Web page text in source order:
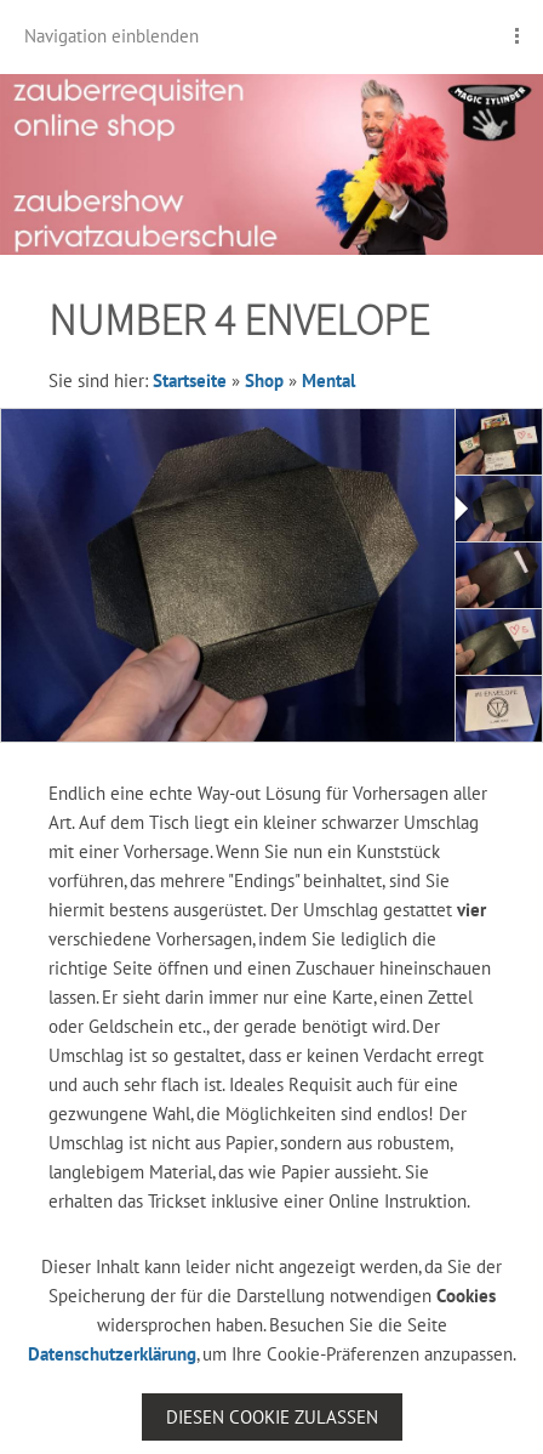
Navigation einblenden
NUMBER 4 ENVELOPE
Sie sind hier: Startseite » Shop » Mental
Endlich eine echte Way-out Lösung für Vorhersagen aller
Art. Auf dem Tisch liegt ein kleiner schwarzer Umschlag
mit einer Vorhersage. Wenn Sie nun ein Kunststück
vorführen, das mehrere "Endings" beinhaltet, sind Sie
hiermit bestens ausgerüstet. Der Umschlag gestattet vier
verschiedene Vorhersagen, indem Sie lediglich die
richtige Seite öffnen und einen Zuschauer hineinschauen
lassen. Er sieht darin immer nur eine Karte, einen Zettel
oder Geldschein etc., der gerade benötigt wird. Der
Umschlag ist so gestaltet, dass er keinen Verdacht erregt
und auch sehr flach ist. Ideales Requisit auch für eine
gezwungene Wahl, die Möglichkeiten sind endlos! Der
Umschlag ist nicht aus Papier, sondern aus robustem,
langlebigem Material, das wie Papier aussieht. Sie
erhalten das Trickset inklusive einer Online Instruktion.
Dieser Inhalt kann leider nicht angezeigt werden, da Sie der
Speicherung der für die Darstellung notwendigen Cookies
widersprochen haben. Besuchen Sie die Seite
Datenschutzerklärung, um Ihre Cookie-Präferenzen anzupassen.
DIESEN COOKIE ZULASSEN